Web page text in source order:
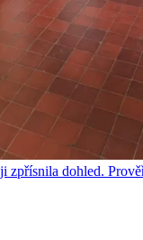
zpřísnila dohled.